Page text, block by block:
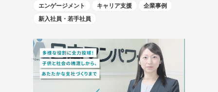
エンゲージメント キャリア支援
企業事例
新入社員・若手社員